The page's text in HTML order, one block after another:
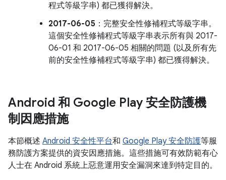
程式等級字串) 都已獲得解決。
2017-06-05 ：完整安全性修補程式等級字串。
這個安全性修補程式等級字串表示所有與 2017-
06-01 和 2017-06-05 相關的問題 (以及所有先
前的安全性修補程式等級字串) 都已獲得解決。
Android 和 Google Play 安全防護機
制因應措施
本節概述 Android 安全性平台和 Google Play 安全防護等服
務防護方案提供的資安因應措施。這些措施可有效防範有心
人士在 Android 系統上惡意運用安全漏洞來達到特定目的。